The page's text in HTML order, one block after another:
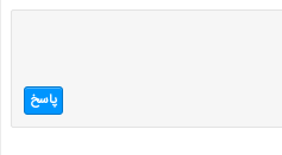
پاسخ